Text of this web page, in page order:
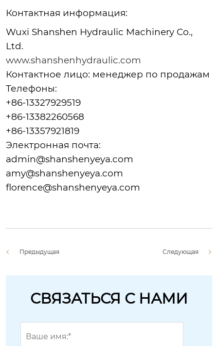
Контактная информация:
Wuxi Shanshen Hydraulic Machinery Co.,
Ltd.
www.shanshenhydraulic.com
Контактное лицо: менеджер по продажам
Телефоны:
+86-13327929519
+86-13382260568
+86-13357921819
Электронная почта:
admin@shanshenyeya.com
amy@shanshenyeya.com
florence@shanshenyeya.com
Предыдущая Следующая
СВЯЗАТЬСЯ С НАМИ